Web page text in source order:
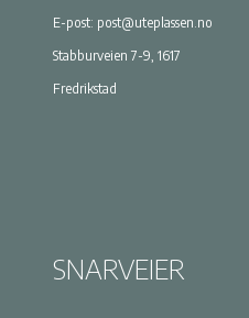
E-post: post@uteplassen.no
Stabburveien 7-9, 1617
Fredrikstad
SNARVEIER